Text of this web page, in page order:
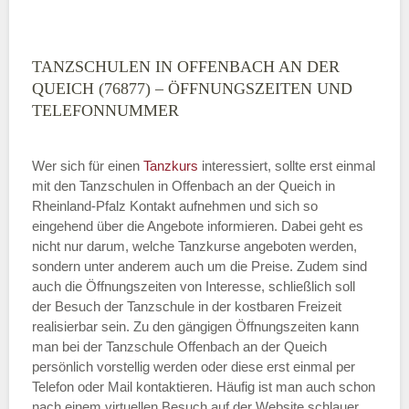
TANZSCHULEN IN OFFENBACH AN DER
QUEICH (76877) – ÖFFNUNGSZEITEN UND
TELEFONNUMMER
Wer sich für einen Tanzkurs interessiert, sollte erst einmal
mit den Tanzschulen in Offenbach an der Queich in
Rheinland-Pfalz Kontakt aufnehmen und sich so
eingehend über die Angebote informieren. Dabei geht es
nicht nur darum, welche Tanzkurse angeboten werden,
sondern unter anderem auch um die Preise. Zudem sind
auch die Öffnungszeiten von Interesse, schließlich soll
der Besuch der Tanzschule in der kostbaren Freizeit
realisierbar sein. Zu den gängigen Öffnungszeiten kann
man bei der Tanzschule Offenbach an der Queich
persönlich vorstellig werden oder diese erst einmal per
Telefon oder Mail kontaktieren. Häufig ist man auch schon